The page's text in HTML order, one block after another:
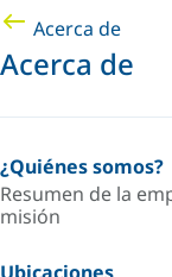
Acerca de
Acerca de
¿Quiénes somos?
Resumen de la
misión